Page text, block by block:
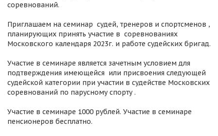
соревнований.
Приглашаем на семинар судей, тренеров и спортсменов ,
планирующих принять участие в соревнованиях
Московского календаря 2023г. и работе судейских бригад.
Участие в семинаре является зачетным условием для
подтверждения имеющейся или присвоения следующей
судейской категории при участии в судействе Московских
соревнований по парусному спорту .
Участие в семинаре 1000 рублей. Участие в семинаре
пенсионеров бесплатно.